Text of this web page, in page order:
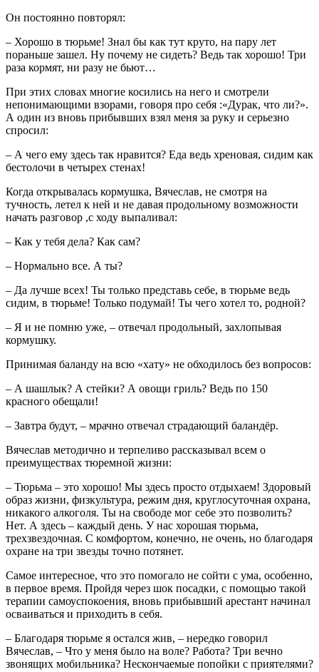
Он постоянно повторял:
– Хорошо в тюрьме! Знал бы как тут круто, на пару лет
пораньше зашел. Ну почему не сидеть? Ведь так хорошо! Три
раза кормят, ни разу не бьют…
При этих словах многие косились на него и смотрели
непонимающими взорами, говоря про себя :«Дурак, что ли?».
А один из вновь прибывших взял меня за руку и серьезно
спросил:
– А чего ему здесь так нравится? Еда ведь хреновая, сидим как
бестолочи в четырех стенах!
Когда открывалась кормушка, Вячеслав, не смотря на
тучность, летел к ней и не давая продольному возможности
начать разговор ,с ходу выпаливал:
– Как у тебя дела? Как сам?
– Нормально все. А ты?
– Да лучше всех! Ты только представь себе, в тюрьме ведь
сидим, в тюрьме! Только подумай! Ты чего хотел то, родной?
– Я и не помню уже, – отвечал продольный, захлопывая
кормушку.
Принимая баланду на всю «хату» не обходилось без вопросов:
– А шашлык? А стейки? А овощи гриль? Ведь по 150
красного обещали!
– Завтра будут, – мрачно отвечал страдающий баландёр.
Вячеслав методично и терпеливо рассказывал всем о
преимуществах тюремной жизни:
– Тюрьма – это хорошо! Мы здесь просто отдыхаем! Здоровый
образ жизни, физкультура, режим дня, круглосуточная охрана,
никакого алкоголя. Ты на свободе мог себе это позволить?
Нет. А здесь – каждый день. У нас хорошая тюрьма,
трехзвездочная. С комфортом, конечно, не очень, но благодаря
охране на три звезды точно потянет.
Самое интересное, что это помогало не сойти с ума, особенно,
в первое время. Пройдя через шок посадки, с помощью такой
терапии самоуспокоения, вновь прибывший арестант начинал
осваиваться и приходить в себя.
– Благодаря тюрьме я остался жив, – нередко говорил
Вячеслав, – Что у меня было на воле? Работа? Три вечно
звонящих мобильника? Нескончаемые попойки с приятелями?